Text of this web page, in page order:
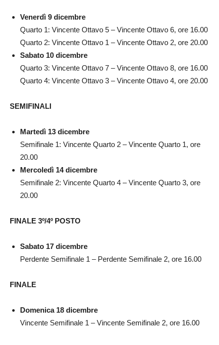
Venerdì 9 dicembre
Quarto 1: Vincente Ottavo 5 – Vincente Ottavo 6, ore 16.00
Quarto 2: Vincente Ottavo 1 – Vincente Ottavo 2, ore 20.00
Sabato 10 dicembre
Quarto 3: Vincente Ottavo 7 – Vincente Ottavo 8, ore 16.00
Quarto 4: Vincente Ottavo 3 – Vincente Ottavo 4, ore 20.00
SEMIFINALI
Martedì 13 dicembre
Semifinale 1: Vincente Quarto 2 – Vincente Quarto 1, ore
20.00
Mercoledì 14 dicembre
Semifinale 2: Vincente Quarto 4 – Vincente Quarto 3, ore
20.00
FINALE 3º/4º POSTO
Sabato 17 dicembre
Perdente Semifinale 1 – Perdente Semifinale 2, ore 16.00
FINALE
Domenica 18 dicembre
Vincente Semifinale 1 – Vincente Semifinale 2, ore 16.00